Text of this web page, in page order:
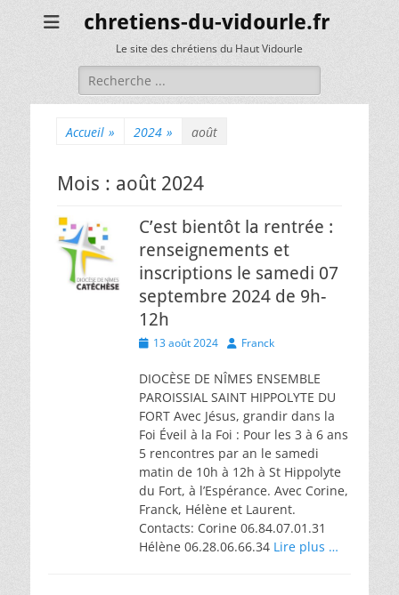
chretiens-du-vidourle.fr
Le site des chrétiens du Haut Vidourle
Rechercher :
Accueil » 2024 » août
Mois : août 2024
C’est bientôt la rentrée :
renseignements et
inscriptions le samedi 07
septembre 2024 de 9h-
12h
Posted13 août 2024 AuthorFranck
DIOCÈSE DE NÎMES ENSEMBLE
PAROISSIAL SAINT HIPPOLYTE DU
FORT Avec Jésus, grandir dans la
Foi Éveil à la Foi : Pour les 3 à 6 ans
5 rencontres par an le samedi
matin de 10h à 12h à St Hippolyte
du Fort, à l’Espérance. Avec Corine,
Franck, Hélène et Laurent.
Contacts: Corine 06.84.07.01.31
Hélène 06.28.06.66.34 Lire plus …